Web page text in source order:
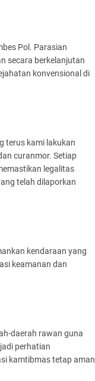
Pol. Parasian
secara berkelanjutan
konvensional di
terus kami lakukan
curanmor. Setiap
legalitas
telah dilaporkan
kendaraan yang
keamanan dan
daerah rawan guna
perhatian
kamtibmas tetap aman